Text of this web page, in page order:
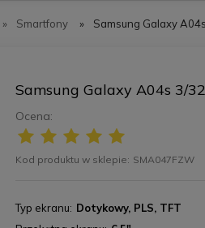
» Smartfony » Samsung Galaxy
Samsung Galaxy A04s 3/
Ocena:
Kod produktu w sklepie: SMA047FZW
Typ ekranu
Dotykowy, PLS, TFT